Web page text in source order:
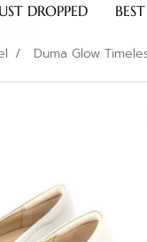
DROPPED
Duma Glow